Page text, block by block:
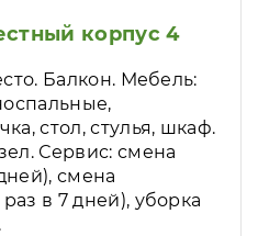
корпус 4
Балкон. Мебель:
стол, стулья, шкаф.
Сервис: смена
смена
в 7 дней), уборка